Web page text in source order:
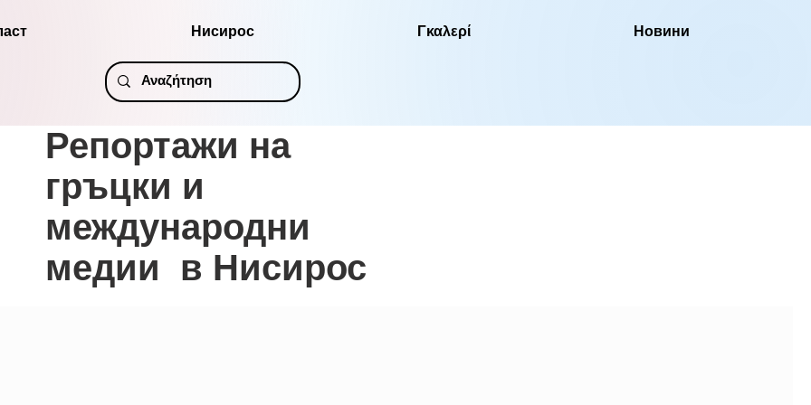
Нисирос Γκαλερί Новини
Репортажи на
гръцки и
международни
медии в Нисирос